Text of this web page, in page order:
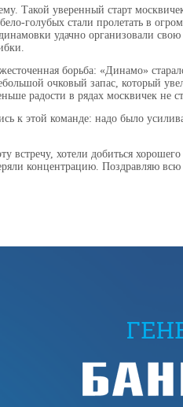
Такой уверенный старт
голубых стали пролетать в
удачно организовали
борьба: «Динамо»
очковый запас, который
радости в рядах москвичек не
к этой команде: надо было
встречу, хотели добиться
концентрацию. Поздравляю